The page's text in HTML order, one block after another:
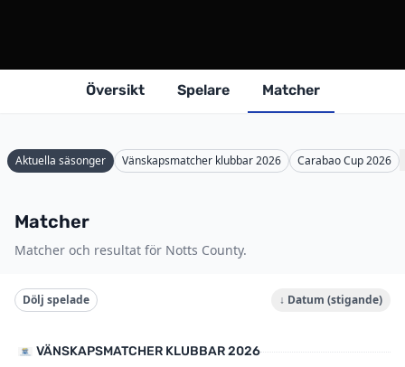
Översikt Spelare Matcher
Aktuella säsonger Vänskapsmatcher klubbar 2026 Carabao Cup 2026
Matcher
Matcher och resultat för Notts County.
Dölj spelade ↓ Datum (stigande)
VÄNSKAPSMATCHER KLUBBAR 2026